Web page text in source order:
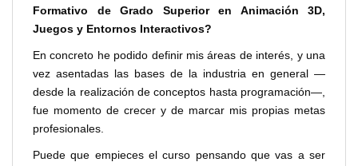
Formativo de Grado Superior en Animación 3D,
Juegos y Entornos Interactivos?
En concreto he podido definir mis áreas de interés, y una
vez asentadas las bases de la industria en general —
desde la realización de conceptos hasta programación—,
fue momento de crecer y de marcar mis propias metas
profesionales.
Puede que empieces el curso pensando que vas a ser